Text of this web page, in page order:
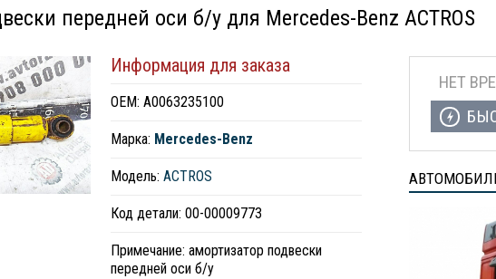
передней оси б/у для Mercedes-Benz ACTROS
Информация для заказа
ОЕМ: A0063235100
Марка: Mercedes-Benz
Модель: ACTROS
Код детали: 00-00009773
Примечание: амортизатор подвески
передней оси б/у
НЕТ